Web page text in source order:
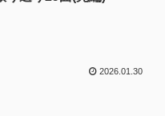
2026.01.30